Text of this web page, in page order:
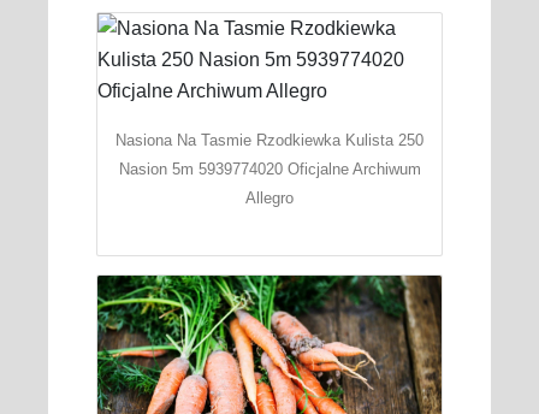
Nasiona Na Tasmie Rzodkiewka Kulista 250
Nasion 5m 5939774020 Oficjalne Archiwum
Allegro